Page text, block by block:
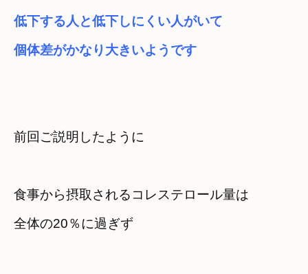
低下する人と低下しにくい人がいて
個体差がかなり大きいようです
食事から摂取されるコレステロール量は
全体の20％に過ぎず